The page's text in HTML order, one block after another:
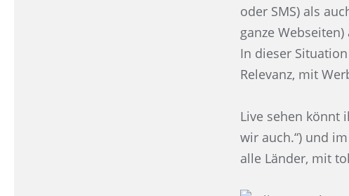
oder SMS) als
ganze
In dieser
Relevanz, mit
Live sehen könnt
wir auch.“) und
alle Länder, mit